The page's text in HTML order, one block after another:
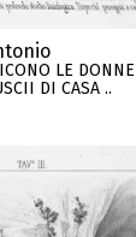
LE DONNE
DI CASA ..